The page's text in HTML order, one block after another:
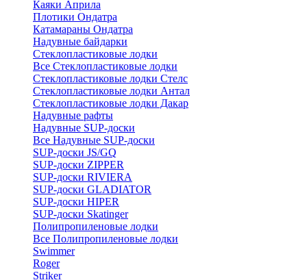
Каяки Априла
Плотики Ондатра
Катамараны Ондатра
Надувные байдарки
Стеклопластиковые лодки
Все Стеклопластиковые лодки
Стеклопластиковые лодки Стелс
Стеклопластиковые лодки Антал
Стеклопластиковые лодки Дакар
Надувные рафты
Надувные SUP-доски
Все Надувные SUP-доски
SUP-доски JS/GQ
SUP-доски ZIPPER
SUP-доски RIVIERA
SUP-доски GLADIATOR
SUP-доски HIPER
SUP-доски Skatinger
Полипропиленовые лодки
Все Полипропиленовые лодки
Swimmer
Roger
Striker